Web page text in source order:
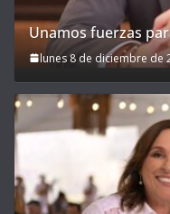
Unamos fuerzas
lunes 8 de diciembre de